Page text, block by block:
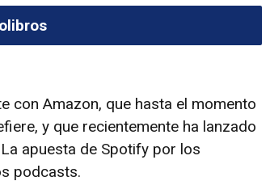
con Amazon, que hasta el momento
y que recientemente ha lanzado
apuesta de Spotify por los
podcasts.